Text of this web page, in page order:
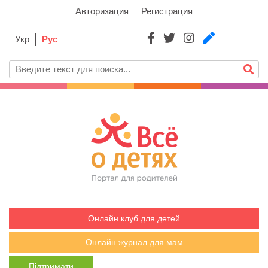
Авторизация Регистрация
Укр Рус
Онлайн клуб для детей
Онлайн журнал для мам